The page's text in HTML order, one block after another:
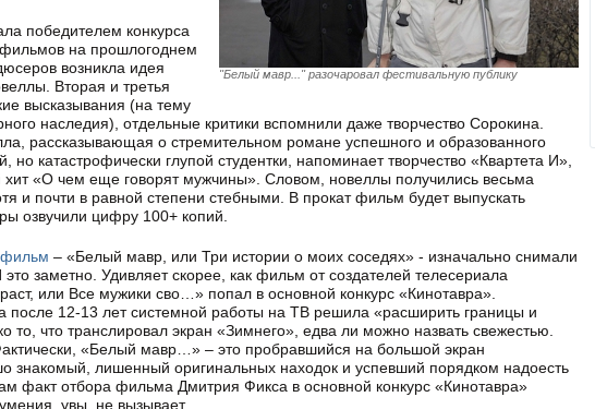
"Белый мавр..." разочаровал фестивальную публику
победителем конкурса
на прошлогоднем
возникла идея
Вторая и третья
высказывания (на тему
наследия), отдельные критики вспомнили даже творчество Сорокина.
рассказывающая о стремительном романе успешного и образованного
но катастрофически глупой студентки, напоминает творчество «Квартета И»,
хит «О чем еще говорят мужчины». Словом, новеллы получились весьма
и почти в равной степени стебными. В прокат фильм будет выпускать
озвучили цифру 100+ копий.
фильм – «Белый мавр, или Три истории о моих соседях» - изначально снимали
заметно. Удивляет скорее, как фильм от создателей телесериала
или Все мужики сво…» попал в основной конкурс «Кинотавра».
после 12-13 лет системной работы на ТВ решила «расширить границы и
то, что транслировал экран «Зимнего», едва ли можно назвать свежестью.
«Белый мавр…» – это пробравшийся на большой экран
знакомый, лишенный оригинальных находок и успевший порядком надоесть
факт отбора фильма Дмитрия Фикса в основной конкурс «Кинотавра»
увы, не вызывает.